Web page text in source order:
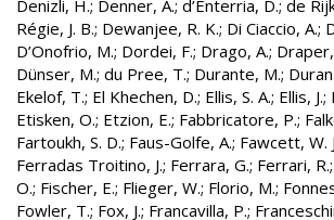
Denizli, H.; Denner, A.; d’Enterria, D.; de
Régie, J. B.; Dewanjee, R. K.; Di Ciaccio, A.;
D’Onofrio, M.; Dordei, F.; Drago, A.;
Dünser, M.; du Pree, T.; Durante, M.;
Ekelof, T.; El Khechen, D.; Ellis, S. A.; Ellis, J.;
Etisken, O.; Etzion, E.; Fabbricatore, P.;
Fartoukh, S. D.; Faus-Golfe, A.; Fawcett, W.
Ferradas Troitino, J.; Ferrara, G.; Ferrari, R.;
O.; Fischer, E.; Flieger, W.; Florio, M.;
Fowler, T.; Fox, J.; Francavilla, P.;